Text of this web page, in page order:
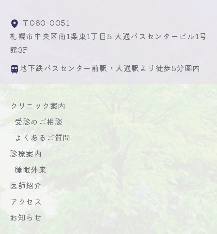
〒060-0051
札幌市中央区南1条東1丁目5 大通バスセンタービル1号
館3F
地下鉄バスセンター前駅・大通駅より徒歩5分圏内
クリニック案内
受診のご相談
よくあるご質問
診療案内
睡眠外来
医師紹介
アクセス
お知らせ